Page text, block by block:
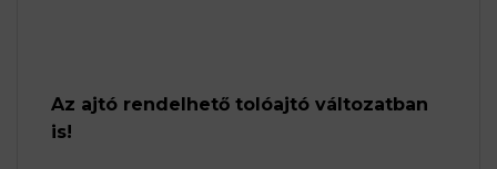
Az ajtó rendelhető tolóajtó változatban
is!